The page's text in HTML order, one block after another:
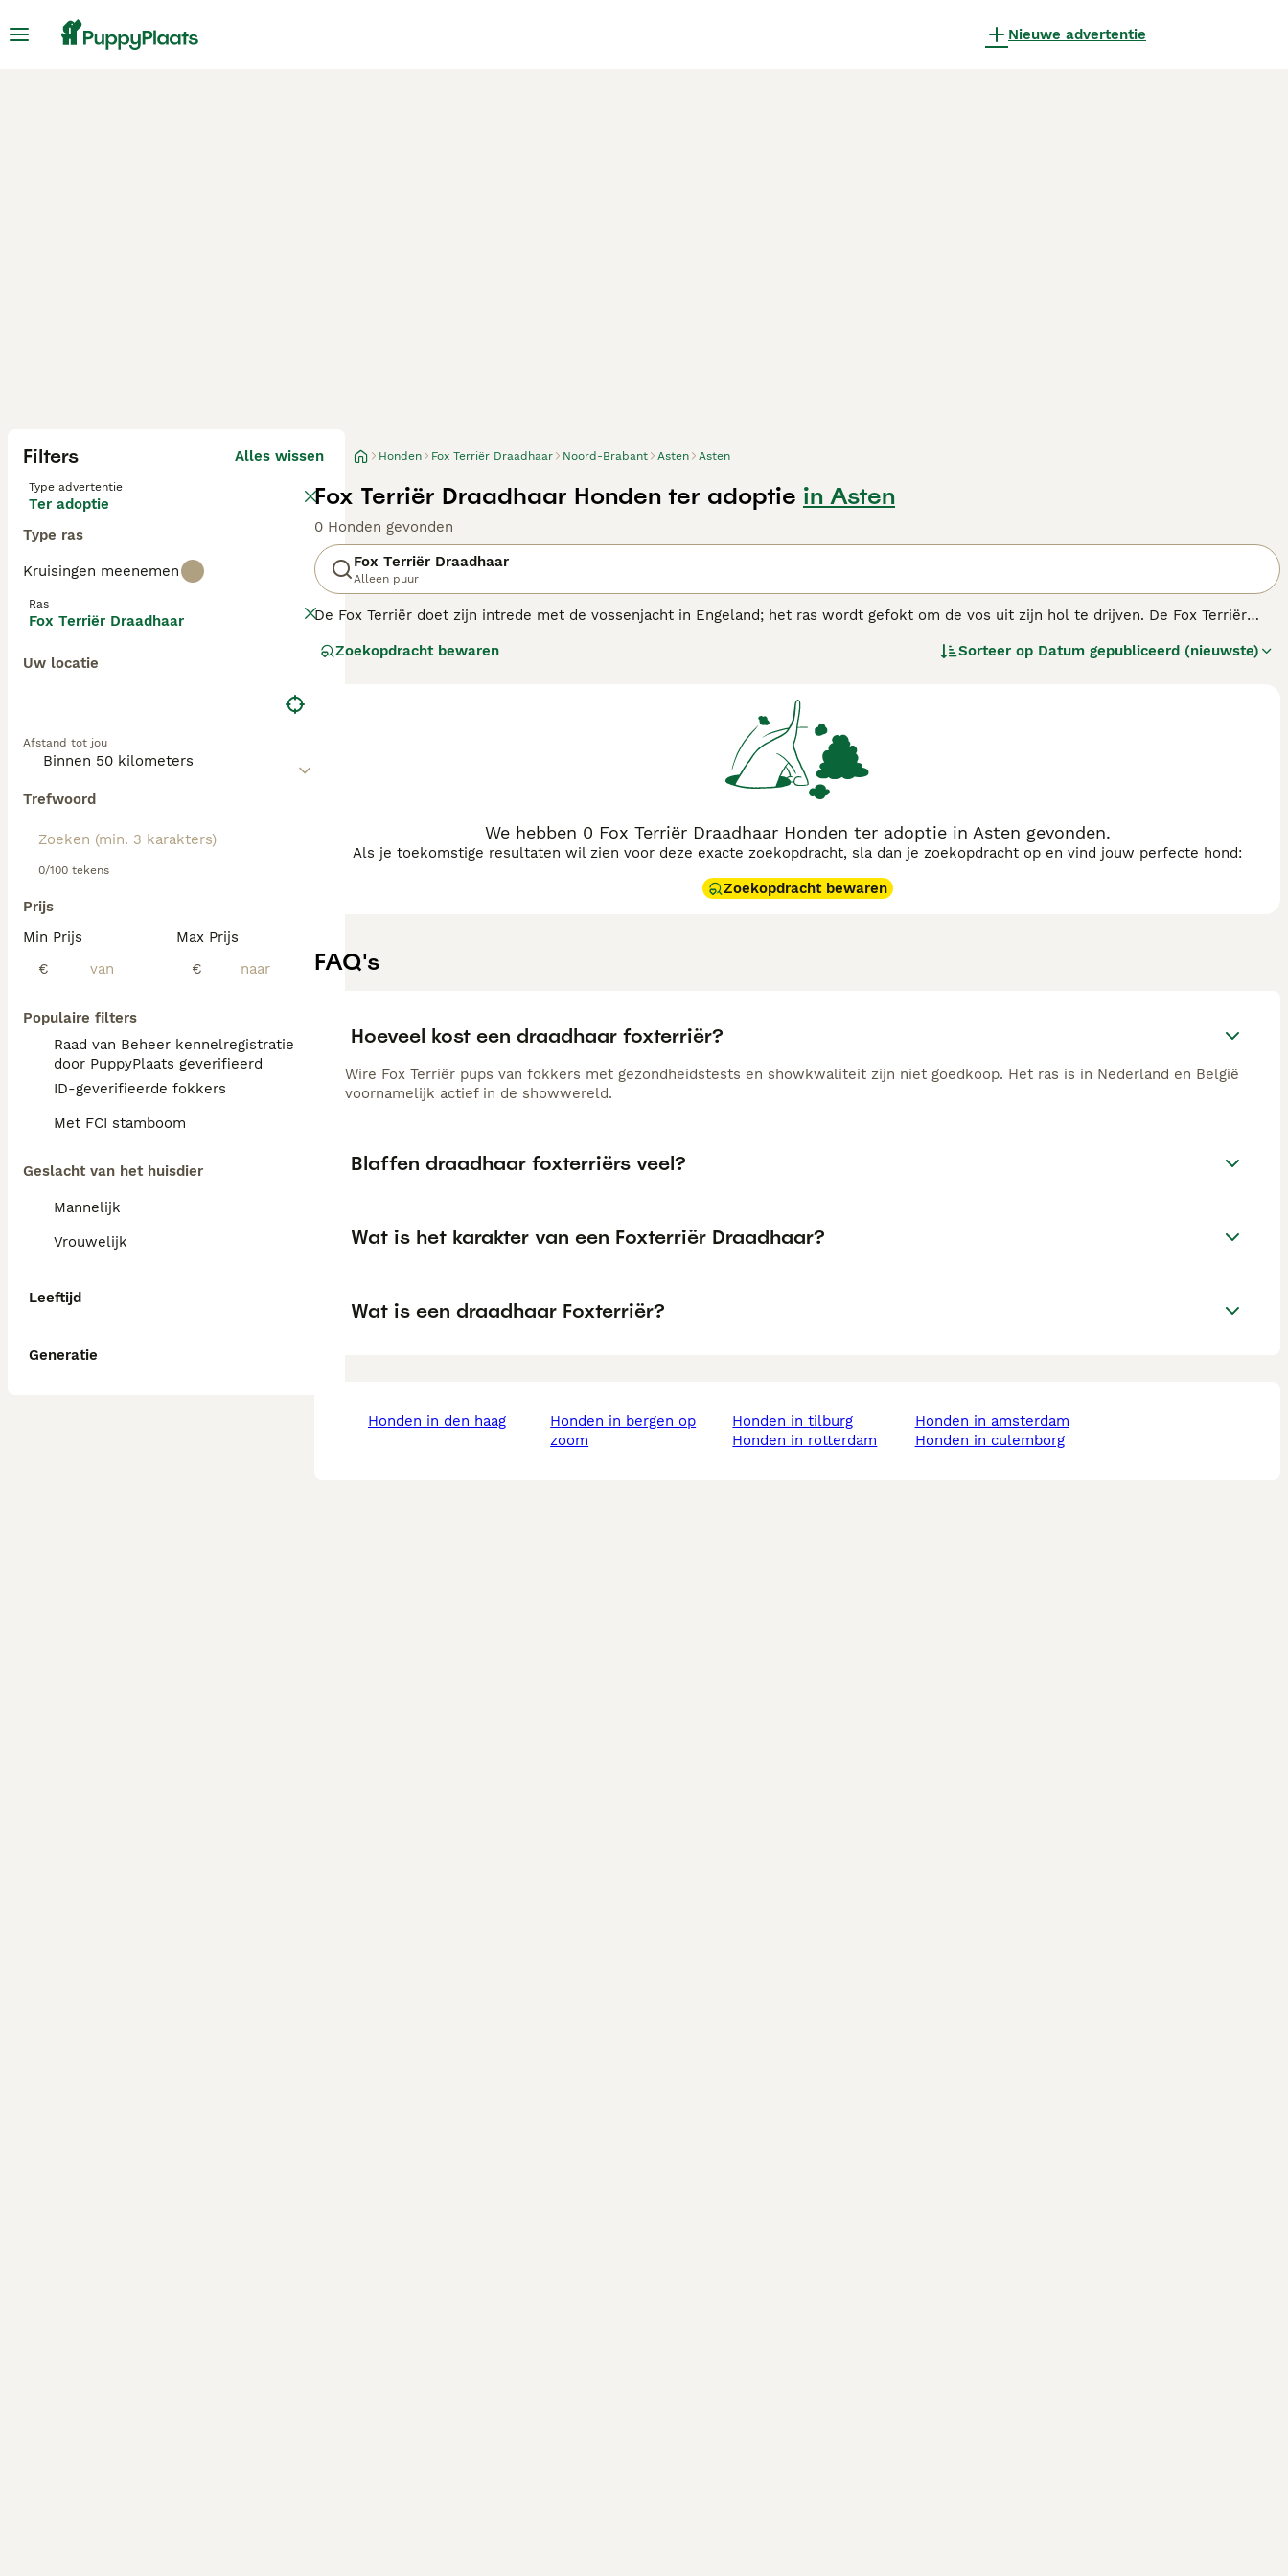
Nieuwe advertentie
Filters Alles wissen
Type advertentie
Ter adoptie
Type ras
Kruisingen meenemen
Ras
Fox Terriër Draadhaar
Uw locatie
Afstand tot jou
Trefwoord
0/100 tekens
Prijs
Min Prijs
€
Max Prijs
€
Populaire filters
Raad van Beheer kennelregistratie
door PuppyPlaats geverifieerd
ID-geverifieerde fokkers
Met FCI stamboom
Geslacht van het huisdier
Mannelijk
Vrouwelijk
Leeftijd
Generatie
Honden Fox Terriër Draadhaar Noord-Brabant Asten Asten
Fox Terriër Draadhaar Honden ter adoptie in Asten
0 Honden gevonden
Fox Terriër Draadhaar
Alleen puur
De Fox Terriër doet zijn intrede met de vossenjacht in Engeland; het ras wordt gefokt om de vos uit zijn hol te drijven. De Fox Terriër
Zoekopdracht bewaren Sorteer op Datum gepubliceerd (nieuwste)
We hebben 0 Fox Terriër Draadhaar Honden ter adoptie in Asten gevonden.
Als je toekomstige resultaten wil zien voor deze exacte zoekopdracht, sla dan je zoekopdracht op en vind jouw perfecte hond:
Zoekopdracht bewaren
FAQ's
Hoeveel kost een draadhaar foxterriër?
Wire Fox Terriër pups van fokkers met gezondheidstests en showkwaliteit zijn niet goedkoop. Het ras is in Nederland en België
voornamelijk actief in de showwereld.
Blaffen draadhaar foxterriërs veel?
Wat is het karakter van een Foxterriër Draadhaar?
Wat is een draadhaar Foxterriër?
honden in den haag
honden in bergen op
zoom
honden in tilburg
honden in rotterdam
honden in amsterdam
honden in culemborg